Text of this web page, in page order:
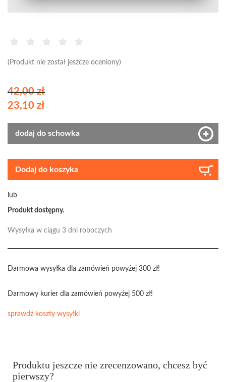
(Produkt nie został jeszcze oceniony)
42,00 zł
23,10 zł
dodaj do schowka
Dodaj do koszyka
lub
Produkt dostępny.
Wysyłka w ciągu 3 dni roboczych
Darmowa wysyłka dla zamówień powyżej 300 zł!
Darmowy kurier dla zamówień powyżej 500 zł!
sprawdź koszty wysyłki
Produktu jeszcze nie zrecenzowano, chcesz być
pierwszy?